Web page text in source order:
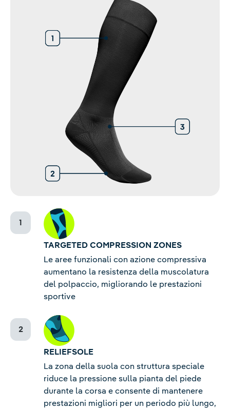
TARGETED COMPRESSION ZONES
Le aree funzionali con azione compressiva
aumentano la resistenza della muscolatura
del polpaccio, migliorando le prestazioni
sportive
RELIEFSOLE
La zona della suola con struttura speciale
riduce la pressione sulla pianta del piede
durante la corsa e consente di mantenere
prestazioni migliori per un periodo più lungo,